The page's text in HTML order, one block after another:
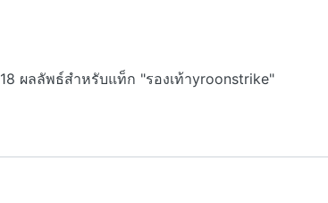
18 ผลลัพธ์สำหรับแท็ก "รองเท้าyroonstrike"